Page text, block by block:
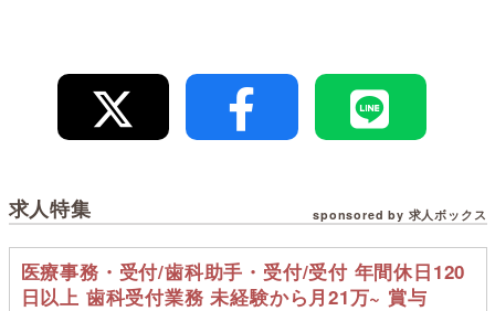
求人特集 sponsored by 求人ボックス
医療事務・受付/歯科助手・受付/受付 年間休日120
日以上 歯科受付業務 未経験から月21万~ 賞与